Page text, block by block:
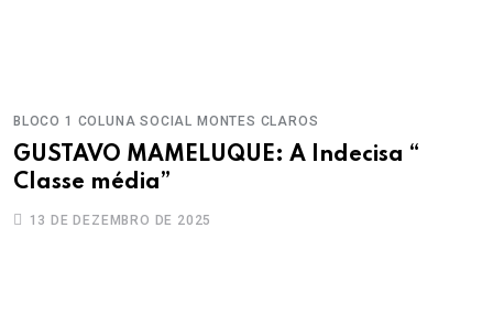
BLOCO 1 COLUNA SOCIAL MONTES CLAROS
GUSTAVO MAMELUQUE: A Indecisa “
Classe média”
13 DE DEZEMBRO DE 2025